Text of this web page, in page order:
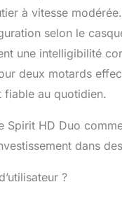
à vitesse
selon le
une intelligibilité
deux motards
au quotidien.
Spirit HD Duo
dans
?